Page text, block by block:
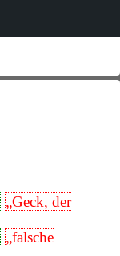
„Geck, der
„falsche